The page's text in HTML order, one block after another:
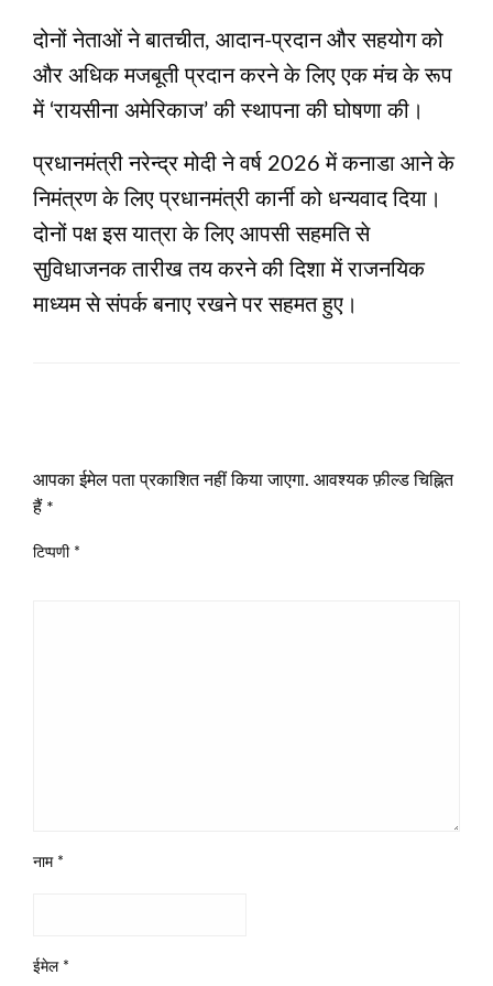
दोनों नेताओं ने बातचीत, आदान-प्रदान और सहयोग को
और अधिक मजबूती प्रदान करने के लिए एक मंच के रूप
में ‘रायसीना अमेरिकाज’ की स्थापना की घोषणा की।
प्रधानमंत्री नरेन्द्र मोदी ने वर्ष 2026 में कनाडा आने के
निमंत्रण के लिए प्रधानमंत्री कार्नी को धन्यवाद दिया।
दोनों पक्ष इस यात्रा के लिए आपसी सहमति से
सुविधाजनक तारीख तय करने की दिशा में राजनयिक
माध्यम से संपर्क बनाए रखने पर सहमत हुए।
आपका ईमेल पता प्रकाशित नहीं किया जाएगा. आवश्यक फ़ील्ड चिह्नित
हैं *
टिप्पणी *
नाम *
ईमेल *